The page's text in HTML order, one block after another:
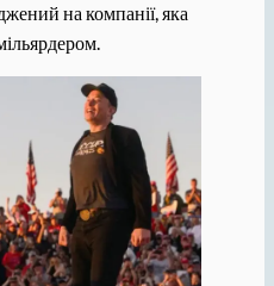
на компанії, яка